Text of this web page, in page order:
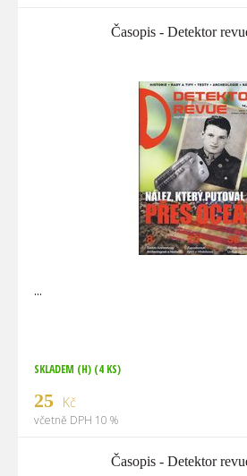
Časopis - Detektor
SKLADEM (H) (4 KS)
25 Kč
včetně DPH 10 %
Časopis - Detektor